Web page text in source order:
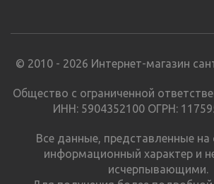
© 2010 - 2026 Интернет-магазин
Общество с ограниченной
ИНН: 5904352100 ОГРН:
Все данные, представленные на
информационный характер и
исчерпывающими.